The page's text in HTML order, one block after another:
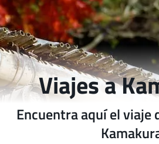
Viajes a
Encuentra aquí el viaje